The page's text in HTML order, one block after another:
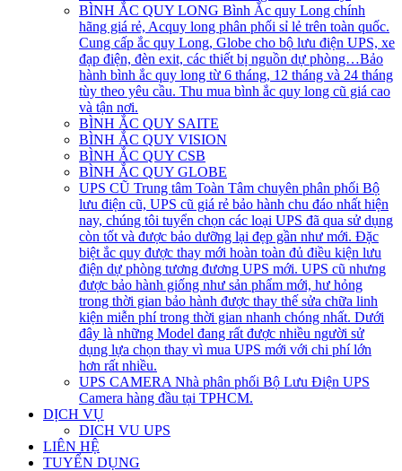
BÌNH ẮC QUY LONG Bình Ắc quy Long chính
hãng giá rẻ, Acquy long phân phối sỉ lẻ trên toàn quốc.
Cung cấp ắc quy Long, Globe cho bộ lưu điện UPS, xe
đạp điện, đèn exit, các thiết bị nguồn dự phòng…Bảo
hành bình ắc quy long từ 6 tháng, 12 tháng và 24 tháng
tùy theo yêu cầu. Thu mua bình ắc quy long cũ giá cao
và tận nơi.
BÌNH ẮC QUY SAITE
BÌNH ẮC QUY VISION
BÌNH ẮC QUY CSB
BÌNH ẮC QUY GLOBE
UPS CŨ Trung tâm Toàn Tâm chuyên phân phối Bộ
lưu điện cũ, UPS cũ giá rẻ bảo hành chu đáo nhất hiện
nay, chúng tôi tuyển chọn các loại UPS đã qua sử dụng
còn tốt và được bảo dưỡng lại đẹp gần như mới. Đặc
biệt ắc quy được thay mới hoàn toàn đủ điều kiện lưu
điện dự phòng tương đương UPS mới. UPS cũ nhưng
được bảo hành giống như sản phẩm mới, hư hỏng
trong thời gian bảo hành được thay thế sửa chữa linh
kiện miễn phí trong thời gian nhanh chóng nhất. Dưới
đây là những Model đang rất được nhiều người sử
dụng lựa chọn thay vì mua UPS mới với chi phí lớn
hơn rất nhiều.
UPS CAMERA Nhà phân phối Bộ Lưu Điện UPS
Camera hàng đầu tại TPHCM.
DỊCH VỤ
DICH VU UPS
LIÊN HỆ
TUYỂN DỤNG